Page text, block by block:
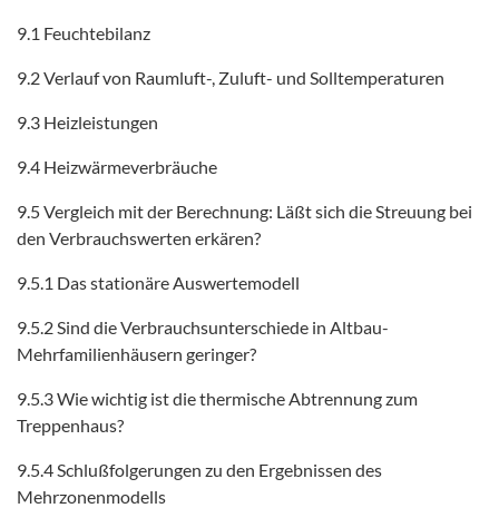
9.1 Feuchtebilanz
9.2 Verlauf von Raumluft-, Zuluft- und Solltemperaturen
9.3 Heizleistungen
9.4 Heizwärmeverbräuche
9.5 Vergleich mit der Berechnung: Läßt sich die Streuung bei
den Verbrauchswerten erkären?
9.5.1 Das stationäre Auswertemodell
9.5.2 Sind die Verbrauchsunterschiede in Altbau-
Mehrfamilienhäusern geringer?
9.5.3 Wie wichtig ist die thermische Abtrennung zum
Treppenhaus?
9.5.4 Schlußfolgerungen zu den Ergebnissen des
Mehrzonenmodells